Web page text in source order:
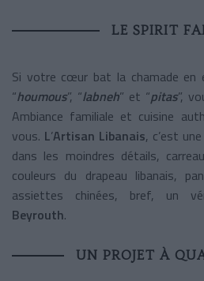
LE SPIRIT
Si votre cœur bat la chamade en
“houmous”, “labneh” et “pitas”,
Ambiance familiale et cuisine
vous. L’Artisan Libanais, c’est une
dans les moindres détails,
couleurs du drapeau libanais,
assiettes chinées, bref, un
Beyrouth.
UN PROJET À